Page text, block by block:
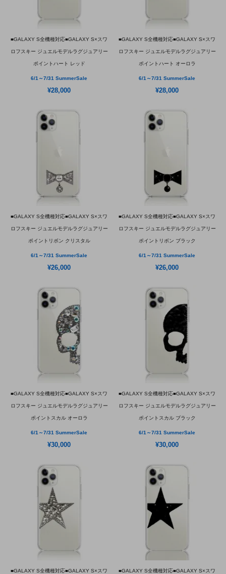
■GALAXY S全機種対応■GALAXY S×スワ
ロフスキー ジュエルモデルラグジュアリー
ポイントハート レッド
6/1～7/31 SummerSale
¥28,000
■GALAXY S全機種対応■GALAXY S×スワ
ロフスキー ジュエルモデルラグジュアリー
ポイントハート オーロラ
6/1～7/31 SummerSale
¥28,000
■GALAXY S全機種対応■GALAXY S×スワ
ロフスキー ジュエルモデルラグジュアリー
ポイントリボン クリスタル
6/1～7/31 SummerSale
¥26,000
■GALAXY S全機種対応■GALAXY S×スワ
ロフスキー ジュエルモデルラグジュアリー
ポイントリボン ブラック
6/1～7/31 SummerSale
¥26,000
■GALAXY S全機種対応■GALAXY S×スワ
ロフスキー ジュエルモデルラグジュアリー
ポイントスカル オーロラ
6/1～7/31 SummerSale
¥30,000
■GALAXY S全機種対応■GALAXY S×スワ
ロフスキー ジュエルモデルラグジュアリー
ポイントスカル ブラック
6/1～7/31 SummerSale
¥30,000
■GALAXY S全機種対応■GALAXY S×スワ ■GALAXY S全機種対応■GALAXY S×スワ